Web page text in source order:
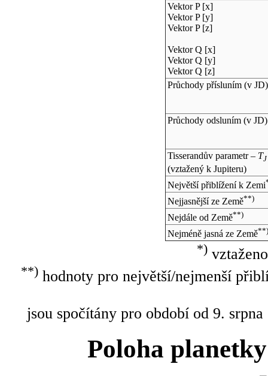
Vektor P [x]
Vektor P [y]
Vektor P [z]
Vektor Q [x]
Vektor Q [y]
Vektor Q [z]
Průchody přísluním (v JD)
Průchody odsluním (v JD)
Tisserandův parametr – TJ
(vztažený k Jupiteru)
Největší přiblížení k Zemi
Nejjasnější ze Země**)
Nejdále od Země**)
Nejméně jasná ze Země**)
*)
**)hodnoty pro největší/nejmenší
jsou spočítány pro období od 9.
Poloha